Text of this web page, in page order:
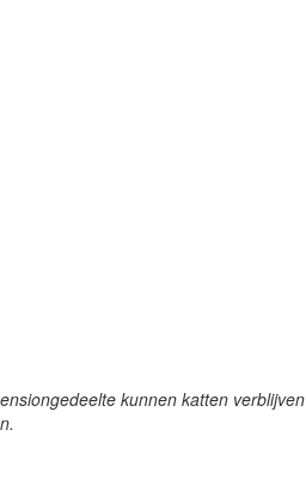
kunnen katten verblijven